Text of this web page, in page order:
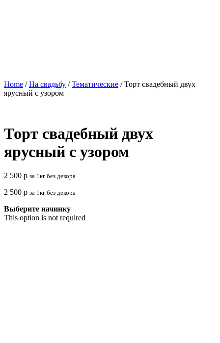
Home /На свадьбу /Тематические / Торт свадебный двух
ярусный с узором
Торт свадебный двух
ярусный с узором
2 500 р за 1кг без декора
2 500 р за 1кг без декора
Выберите начинку
This option is not required